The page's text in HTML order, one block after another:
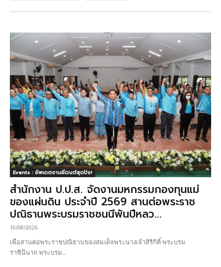
Events : อัพเดตงานอีเวนต์สุดปัง!
สำนักงาน ป.ป.ส. จัดงานมหกรรมกองทุนแม่
ของแผ่นดิน ประจำปี 2569 สานต่อพระราช
ปณิธานพระบรมราชชนนีพันปีหลว...
10/08/2026
เพื่อสานต่อพระราชปณิธานของสมเด็จพระนางเจ้าสิริกิติ์ พระบรม
ราชินีนาถ พระบรม...